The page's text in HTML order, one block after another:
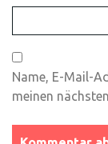
Name, E-Mail-
meinen